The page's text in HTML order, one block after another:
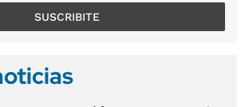
SUSCRIBITE